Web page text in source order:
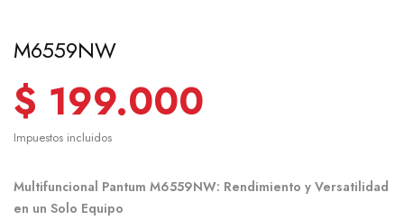
M6559NW
$ 199.000
Impuestos incluidos
Multifuncional Pantum M6559NW: Rendimiento y Versatilidad
en un Solo Equipo